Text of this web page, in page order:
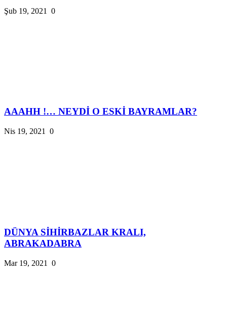
Şub 19, 2021 0
AAAHH !… NEYDİ O ESKİ BAYRAMLAR?
Nis 19, 2021 0
DÜNYA SİHİRBAZLAR KRALI,
ABRAKADABRA
Mar 19, 2021 0